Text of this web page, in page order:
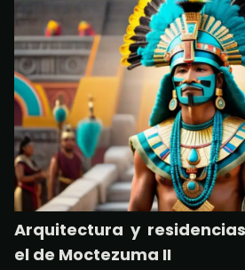
Arquitectura y
el de Moctezuma II